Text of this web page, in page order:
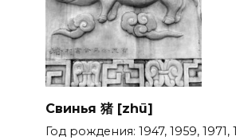
Свинья 猪 [zhū]
Год рождения: 1947, 1959, 1971,